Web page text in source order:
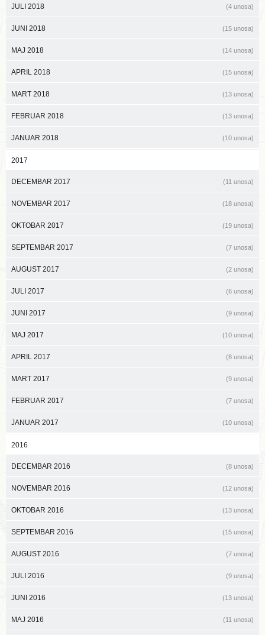
JULI 2018 (4 unosa)
JUNI 2018 (15 unosa)
MAJ 2018 (14 unosa)
APRIL 2018 (15 unosa)
MART 2018 (13 unosa)
FEBRUAR 2018 (13 unosa)
JANUAR 2018 (10 unosa)
2017
DECEMBAR 2017 (11 unosa)
NOVEMBAR 2017 (18 unosa)
OKTOBAR 2017 (19 unosa)
SEPTEMBAR 2017 (7 unosa)
AUGUST 2017 (2 unosa)
JULI 2017 (6 unosa)
JUNI 2017 (9 unosa)
MAJ 2017 (10 unosa)
APRIL 2017 (8 unosa)
MART 2017 (9 unosa)
FEBRUAR 2017 (7 unosa)
JANUAR 2017 (10 unosa)
2016
DECEMBAR 2016 (8 unosa)
NOVEMBAR 2016 (12 unosa)
OKTOBAR 2016 (13 unosa)
SEPTEMBAR 2016 (15 unosa)
AUGUST 2016 (7 unosa)
JULI 2016 (9 unosa)
JUNI 2016 (13 unosa)
MAJ 2016 (11 unosa)